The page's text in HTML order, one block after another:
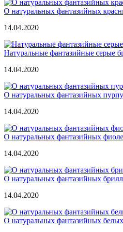
О натуральных фантазийных
14.04.2020
Натуральные фантазийные серые
14.04.2020
О натуральных фантазийных
14.04.2020
О натуральных фантазийных
14.04.2020
О натуральных фантазийных
14.04.2020
О натуральных фантазийных